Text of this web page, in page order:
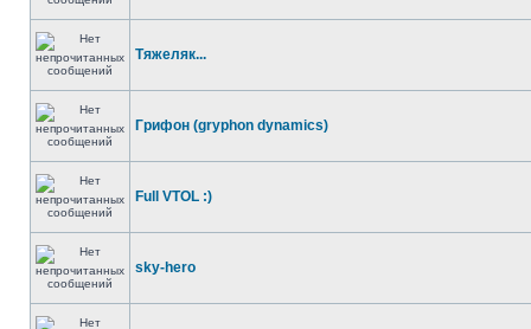
Тяжеляк...
Грифон (gryphon dynamics)
Full VTOL :)
sky-hero